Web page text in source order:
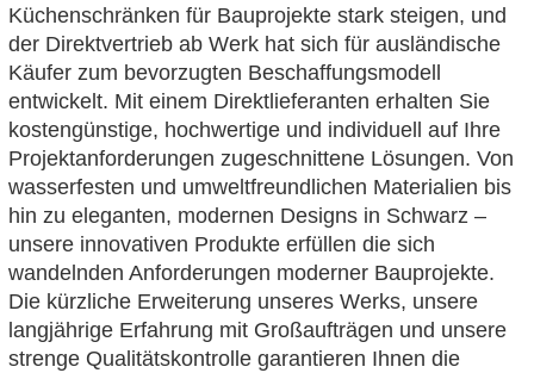
Küchenschränken für Bauprojekte stark steigen, und
der Direktvertrieb ab Werk hat sich für ausländische
Käufer zum bevorzugten Beschaffungsmodell
entwickelt. Mit einem Direktlieferanten erhalten Sie
kostengünstige, hochwertige und individuell auf Ihre
Projektanforderungen zugeschnittene Lösungen. Von
wasserfesten und umweltfreundlichen Materialien bis
hin zu eleganten, modernen Designs in Schwarz –
unsere innovativen Produkte erfüllen die sich
wandelnden Anforderungen moderner Bauprojekte.
Die kürzliche Erweiterung unseres Werks, unsere
langjährige Erfahrung mit Großaufträgen und unsere
strenge Qualitätskontrolle garantieren Ihnen die